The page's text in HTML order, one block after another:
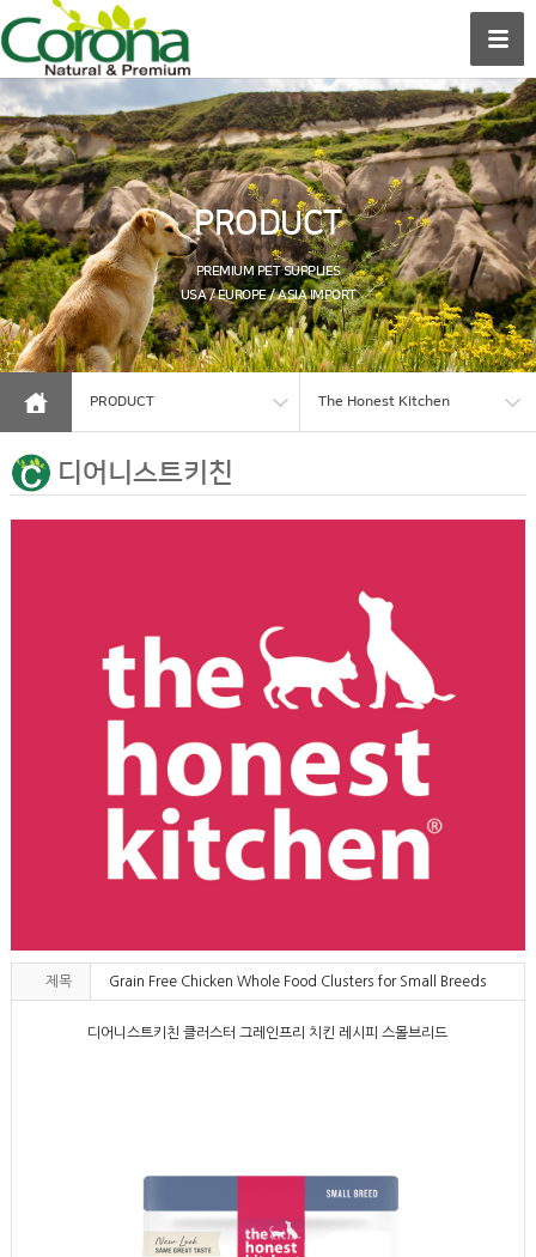
PRODUCT
PREMIUM PET SUPPLIES
USA / EUROPE / ASIA IMPORT
PRODUCT The Honest Kitchen
디어니스트키친
제목 Grain Free Chicken Whole Food Clusters for Small Breeds
디어니스트키친 클러스터 그레인프리 치킨 레시피 스몰브리드